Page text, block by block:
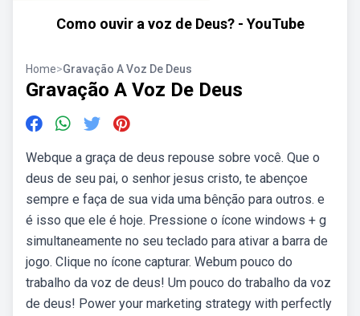
Como ouvir a voz de Deus? - YouTube
Home>Gravação A Voz De Deus
Gravação A Voz De Deus
Webque a graça de deus repouse sobre você. Que o
deus de seu pai, o senhor jesus cristo, te abençoe
sempre e faça de sua vida uma bênção para outros. e
é isso que ele é hoje. Pressione o ícone windows + g
simultaneamente no seu teclado para ativar a barra de
jogo. Clique no ícone capturar. Webum pouco do
trabalho da voz de deus! Um pouco do trabalho da voz
de deus! Power your marketing strategy with perfectly